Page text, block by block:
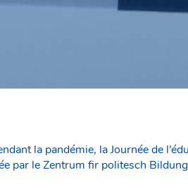
la pandémie, la Journée de
par le Zentrum fir politesch